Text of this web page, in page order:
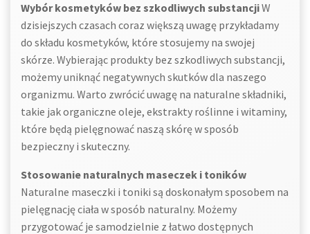
Wybór kosmetyków bez szkodliwych substancjiW
dzisiejszych czasach coraz większą uwagę przykładamy
do składu kosmetyków, które stosujemy na swojej
skórze. Wybierając produkty bez szkodliwych substancji,
możemy uniknąć negatywnych skutków dla naszego
organizmu. Warto zwrócić uwagę na naturalne składniki,
takie jak organiczne oleje, ekstrakty roślinne i witaminy,
które będą pielęgnować naszą skórę w sposób
bezpieczny i skuteczny.
Stosowanie naturalnych maseczek i toników
Naturalne maseczki i toniki są doskonałym sposobem na
pielęgnację ciała w sposób naturalny. Możemy
przygotować je samodzielnie z łatwo dostępnych